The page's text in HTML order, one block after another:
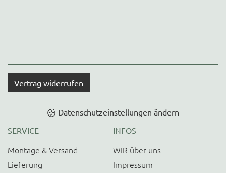
Vertrag widerrufen
Datenschutzeinstellungen ändern
SERVICE
Montage & Versand
Lieferung
INFOS
WIR über uns
Impressum